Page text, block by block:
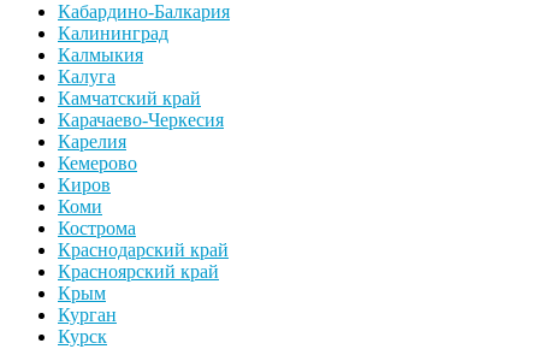
Кабардино-Балкария
Калининград
Калмыкия
Калуга
Камчатский край
Карачаево-Черкесия
Карелия
Кемерово
Киров
Коми
Кострома
Краснодарский край
Красноярский край
Крым
Курган
Курск